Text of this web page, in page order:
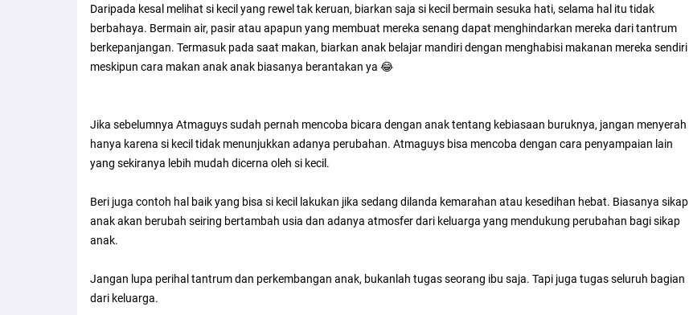
Daripada kesal melihat si kecil yang rewel tak keruan, biarkan saja si kecil bermain sesuka hati, selama hal itu tidak
berbahaya. Bermain air, pasir atau apapun yang membuat mereka senang dapat menghindarkan mereka dari tantrum
berkepanjangan. Termasuk pada saat makan, biarkan anak belajar mandiri dengan menghabisi makanan mereka sendiri
meskipun cara makan anak anak biasanya berantakan ya 😂
Jika sebelumnya Atmaguys sudah pernah mencoba bicara dengan anak tentang kebiasaan buruknya, jangan menyerah
hanya karena si kecil tidak menunjukkan adanya perubahan. Atmaguys bisa mencoba dengan cara penyampaian lain
yang sekiranya lebih mudah dicerna oleh si kecil.
Beri juga contoh hal baik yang bisa si kecil lakukan jika sedang dilanda kemarahan atau kesedihan hebat. Biasanya sikap
anak akan berubah seiring bertambah usia dan adanya atmosfer dari keluarga yang mendukung perubahan bagi sikap
anak.
Jangan lupa perihal tantrum dan perkembangan anak, bukanlah tugas seorang ibu saja. Tapi juga tugas seluruh bagian
dari keluarga.